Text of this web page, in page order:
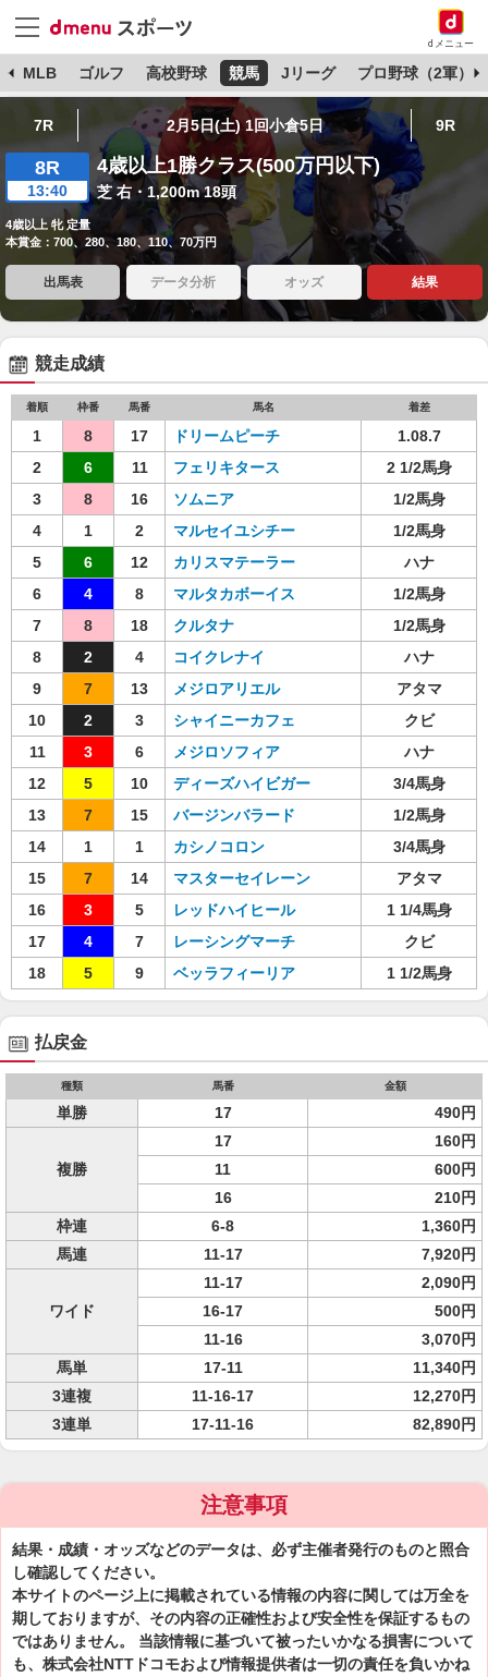
dメニュー
MLB ゴルフ 高校野球 競馬 Jリーグ プロ野球（2軍）
7R 2月5日(土) 1回小倉5日 9R
8R
13:40
4歳以上1勝クラス(500万円以下)
芝 右・1,200m 18頭
4歳以上 牝 定量
本賞金：700、280、180、110、70万円
出馬表 データ分析 オッズ 結果
競走成績
着順 枠番 馬番 馬名 着差
1 8 17 ドリームピーチ
1.08.7
2
6 11 フェリキタース
2 1/2馬身
3
8 16 ソムニア
1/2馬身
4
1 2 マルセイユシチー
1/2馬身
5
6 12 カリスマテーラー
ハナ
6
4 8 マルタカボーイス
1/2馬身
7
8 18 クルタナ
1/2馬身
8
2 4 コイクレナイ
ハナ
9
7 13 メジロアリエル
アタマ
10
2 3 シャイニーカフェ
クビ
11
3 6 メジロソフィア
ハナ
12
5 10 ディーズハイビガー
3/4馬身
13
7 15 バージンバラード
1/2馬身
14
1 1 カシノコロン
3/4馬身
15
7 14 マスターセイレーン
アタマ
16
3 5 レッドハイヒール
1 1/4馬身
17
4 7 レーシングマーチ
クビ
18
5 9 ベッラフィーリア 1 1/2馬身
払戻金
種類 馬番 金額
単勝 17 490円
複勝
17
160円
11
600円
16
210円
枠連
6-8
1,360円
馬連
11-17 7,920円
ワイド
11-17
2,090円
16-17
500円
11-16
3,070円
馬単
17-11
11,340円
3連複
11-16-17
12,270円
3連単
17-11-16 82,890円
注意事項
結果・成績・オッズなどのデータは、必ず主催者発行のものと照合
し確認してください。
本サイトのページ上に掲載されている情報の内容に関しては万全を
期しておりますが、その内容の正確性および安全性を保証するもの
ではありません。 当該情報に基づいて被ったいかなる損害について
も、株式会社NTTドコモおよび情報提供者は一切の責任を負いかね